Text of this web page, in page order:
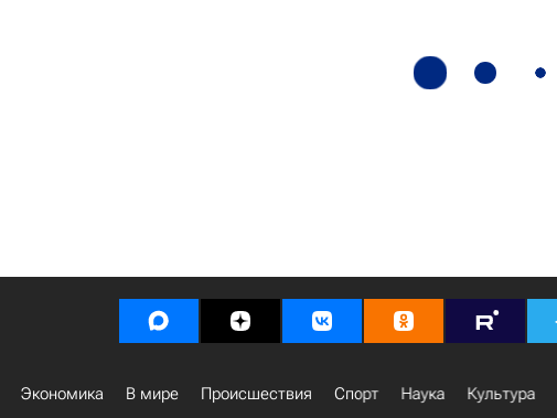
Экономика В мире Происшествия Спорт Наука Культура